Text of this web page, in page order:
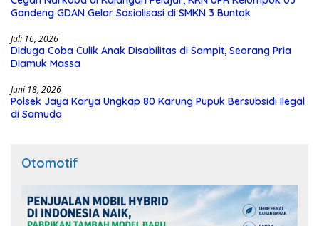
Gandeng GDAN Gelar Sosialisasi di SMKN 3 Buntok
Juli 16, 2026
Diduga Coba Culik Anak Disabilitas di Sampit, Seorang Pria
Diamuk Massa
Juni 18, 2026
Polsek Jaya Karya Ungkap 80 Karung Pupuk Bersubsidi Ilegal
di Samuda
Otomotif